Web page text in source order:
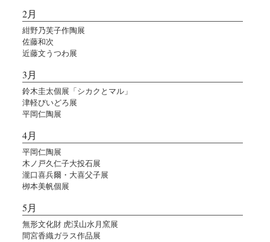
2月
紺野乃芙子作陶展
佐藤和次
近藤文うつわ展
3月
鈴木圭太個展「シカクとマル」
津軽びいどろ展
平岡仁陶展
4月
平岡仁陶展
木ノ戸久仁子大投石展
瀧口喜兵爾・大喜父子展
栁本美帆個展
5月
無形文化財 虎渓山水月窯展
間宮香織ガラス作品展